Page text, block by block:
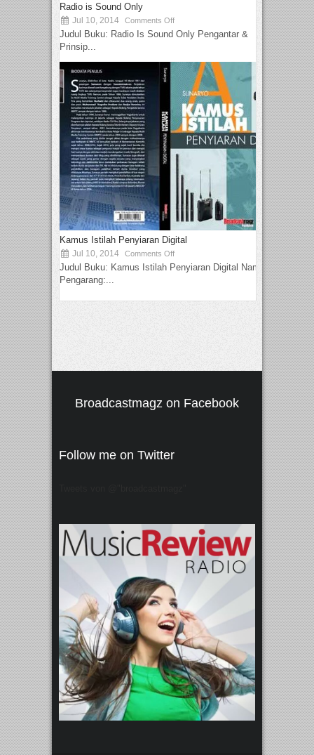
Radio is Sound Only
Jul 10, 2014 Comments Off
Judul Buku: Radio Is Sound Only Pengantar &
Prinsip...
Kamus Istilah Penyiaran Digital
Jul 10, 2014 Comments Off
Judul Buku: Kamus Istilah Penyiaran Digital Nama
Pengarang:...
Broadcastmagz on Facebook
Follow me on Twitter